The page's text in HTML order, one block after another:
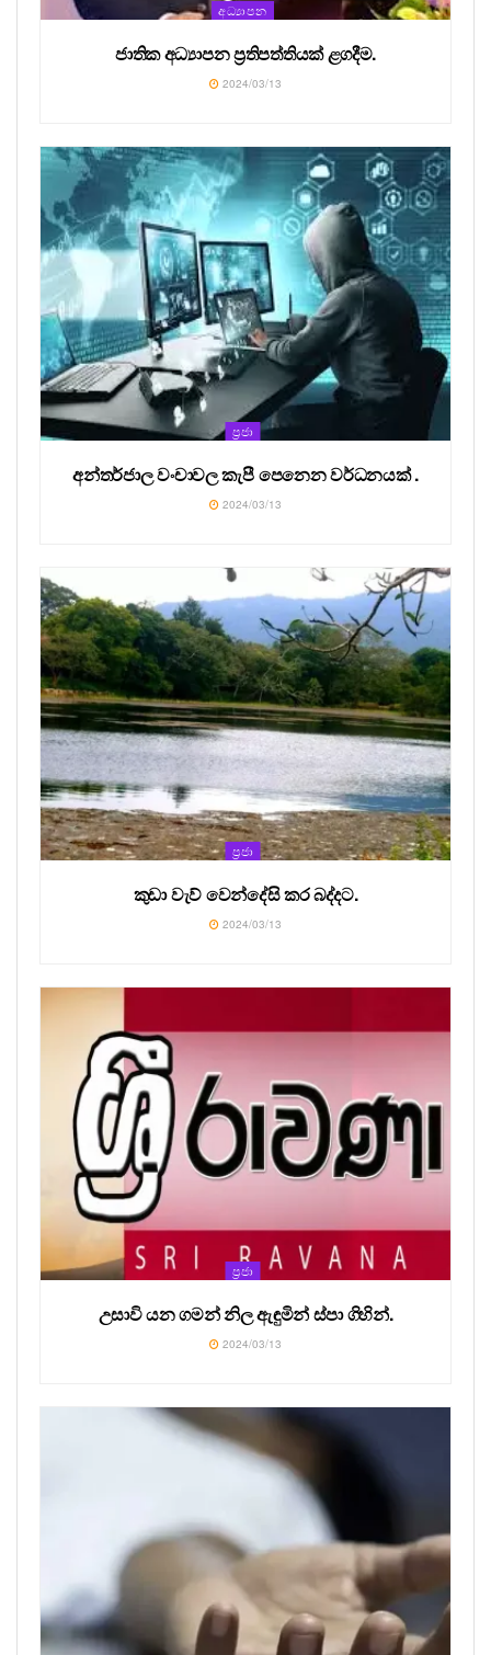
අධ්‍යාපන
ජාතික අධ්‍යාපන ප්‍රතිපත්තියක් ළගදීම.
2024/03/13
ප්‍රජා
අන්තර්ජාල වංචාවල කැපී පෙනෙන වර්ධනයක් .
2024/03/13
ප්‍රජා
කුඩා වැව් වෙන්දේසි කර බද්දට.
2024/03/13
ප්‍රජා
උසාවි යන ගමන් නිල ඇඳුමින් ස්පා ගිහින්.
2024/03/13